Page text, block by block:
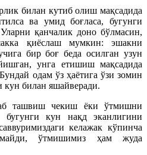
билан кутиб олиш мақсадида
ва умид боғласа, бугунги
қанчалик доно бўлмасин,
қиёслаш мумкин: эшакни
бир боғ беда осилган узун
унга етишиш мақсадида
одам ўз ҳаётига ўзи зомин
кун билан яшайверади.
ташвиш чекиш ёки ўтмишни
бугунги кун нақд эканлигини
келажак кўпинча
ўтмишимиз ҳам жуда